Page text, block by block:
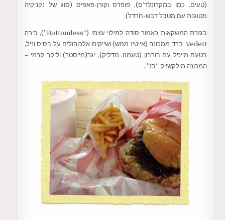
(טעים. כמו במקדונלד’ס), פופרס וקורן-פאפיס (סוג של נקניקיה
מטוגנת עם מטבל דבש-חרדל).
בגזרת המשקאות כאמור סודה למילוי עצמי (“Bottomless”), בירה
Vedett, ברד ממכונה (אייטיז ממש) ושייקים אלכוהולים על בסיס וניל,
בטעם מייפל עם בורבון (טעמנו. מדליק), יגר(מייסטר) וליקר קרמי –
המכונה מילקשייק “בז'”.